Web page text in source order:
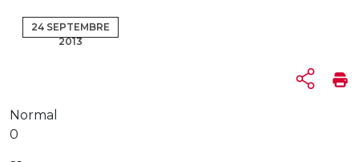
24 SEPTEMBRE
2013
Normal
0